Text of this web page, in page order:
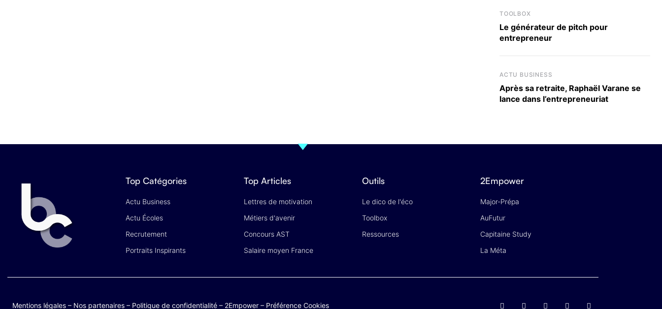
TOOLBOX
Le générateur de pitch pour
entrepreneur
ACTU BUSINESS
Après sa retraite, Raphaël Varane se
lance dans l’entrepreneuriat
Top Catégories
Actu Business
Actu Écoles
Recrutement
Portraits Inspirants
Top Articles
Lettres de motivation
Métiers d'avenir
Concours AST
Salaire moyen France
Outils
Le dico de l'éco
Toolbox
Ressources
2Empower
Major-Prépa
AuFutur
Capitaine Study
La Méta
Mentions légales – Nos partenaires – Politique de confidentialité – 2Empower – Préférence Cookies